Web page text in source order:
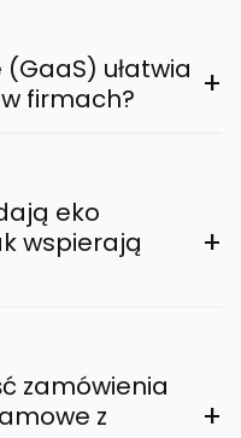
ułatwia
firmach?
+
eko
wspierają
+
zamówienia
z
+